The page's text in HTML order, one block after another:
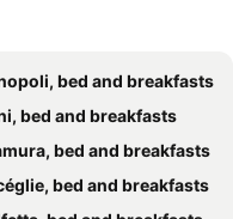
Luxury Stay
Murat Garden
degli Angeli - BA07200661000013229 cis Regione Puglia
Way 234
bed and breakfasts
bed and breakfasts
bed and breakfasts
bed and breakfasts